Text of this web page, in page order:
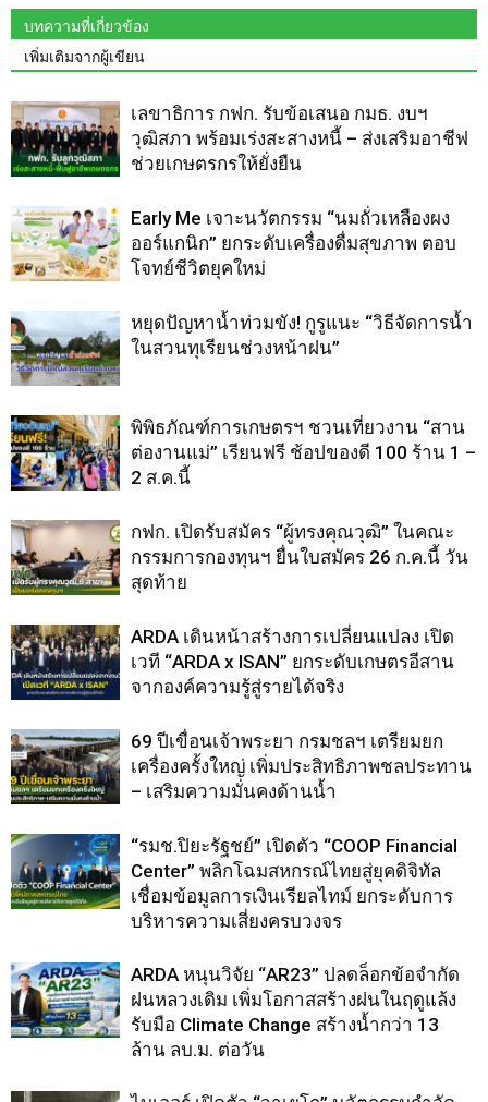
บทความที่เกี่ยวข้อง
เพิ่มเติมจากผู้เขียน
เลขาธิการ กฟก. รับข้อเสนอ กมธ. งบฯ
วุฒิสภา พร้อมเร่งสะสางหนี้ – ส่งเสริมอาชีฟ
ช่วยเกษตรกรให้ยั่งยืน
Early Me เจาะนวัตกรรม “นมถั่วเหลืองผง
ออร์แกนิก” ยกระดับเครื่องดื่มสุขภาพ ตอบ
โจทย์ชีวิตยุคใหม่
หยุดปัญหาน้ำท่วมขัง! กูรูแนะ “วิธีจัดการน้ำ
ในสวนทุเรียนช่วงหน้าฝน”
พิพิธภัณฑ์การเกษตรฯ ชวนเที่ยวงาน “สาน
ต่องานแม่” เรียนฟรี ช้อปของดี 100 ร้าน 1 –
2 ส.ค.นี้
กฟก. เปิดรับสมัคร “ผู้ทรงคุณวุฒิ” ในคณะ
กรรมการกองทุนฯ ยื่นใบสมัคร 26 ก.ค.นี้ วัน
สุดท้าย
ARDA เดินหน้าสร้างการเปลี่ยนแปลง เปิด
เวที “ARDA x ISAN” ยกระดับเกษตรอีสาน
จากองค์ความรู้สู่รายได้จริง
69 ปีเขื่อนเจ้าพระยา กรมชลฯ เตรียมยก
เครื่องครั้งใหญ่ เพิ่มประสิทธิภาพชลประทาน
– เสริมความมั่นคงด้านน้ำ
“รมช.ปิยะรัฐชย์” เปิดตัว “COOP Financial
Center” พลิกโฉมสหกรณ์ไทยสู่ยุคดิจิทัล
เชื่อมข้อมูลการเงินเรียลไทม์ ยกระดับการ
บริหารความเสี่ยงครบวงจร
ARDA หนุนวิจัย “AR23” ปลดล็อกข้อจำกัด
ฝนหลวงเดิม เพิ่มโอกาสสร้างฝนในฤดูแล้ง
รับมือ Climate Change สร้างน้ำกว่า 13
ล้าน ลบ.ม. ต่อวัน